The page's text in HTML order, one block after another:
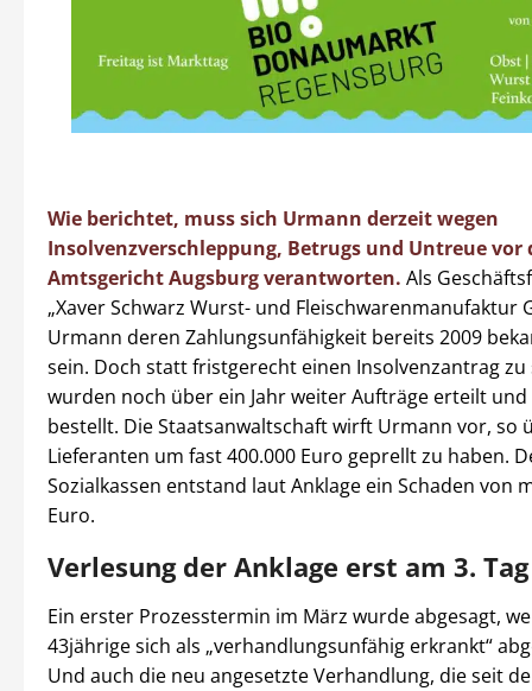
Wie berichtet, muss sich Urmann derzeit wegen
Insolvenzverschleppung, Betrugs und Untreue vor
Amtsgericht Augsburg verantworten. Als
„Xaver Schwarz Wurst- und Fleischwarenmanufaktur
Urmann deren Zahlungsunfähigkeit bereits 2009
sein. Doch statt fristgerecht einen Insolvenzantrag zu
wurden noch über ein Jahr weiter Aufträge erteilt und
bestellt. Die Staatsanwaltschaft wirft Urmann vor, so
Lieferanten um fast 400.000 Euro geprellt zu haben.
Sozialkassen entstand laut Anklage ein Schaden von
Euro.
Verlesung der Anklage erst am 3. Tag
Ein erster Prozesstermin im März wurde abgesagt,
43jährige sich als „verhandlungsunfähig erkrankt“
Und auch die neu angesetzte Verhandlung, die seit